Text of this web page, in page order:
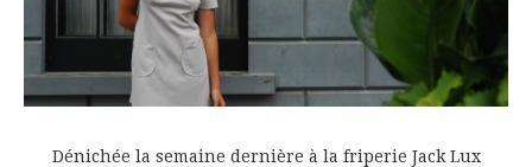
Dénichée la semaine dernière à la friperie Jack Lux